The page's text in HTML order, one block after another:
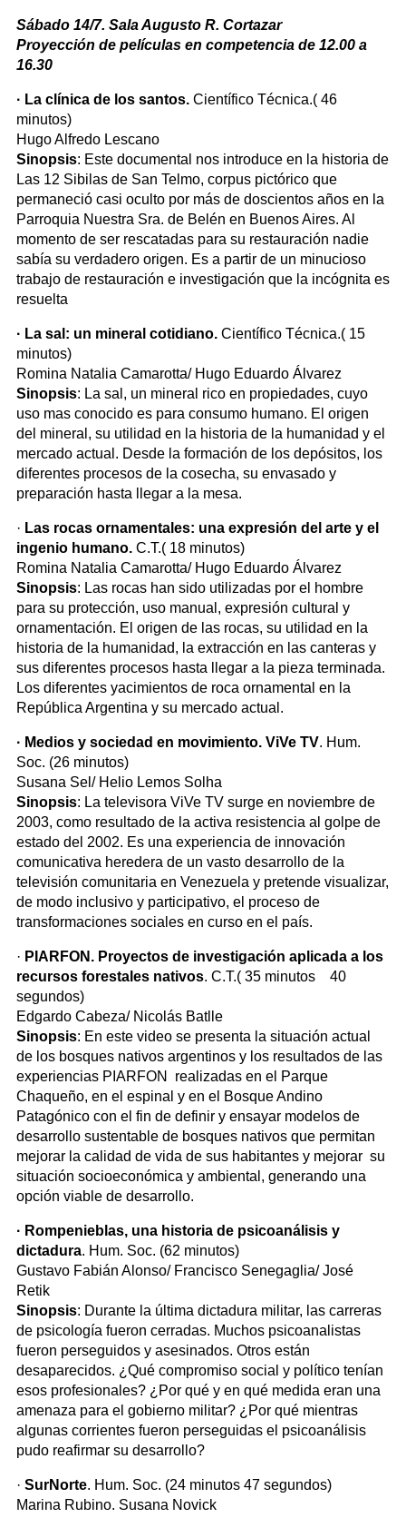
Sábado 14/7. Sala Augusto R. Cortazar
Proyección de películas en competencia de 12.00 a
16.30
· La clínica de los santos. Científico Técnica.( 46
minutos)
Hugo Alfredo Lescano
Sinopsis: Este documental nos introduce en la historia de
Las 12 Sibilas de San Telmo, corpus pictórico que
permaneció casi oculto por más de doscientos años en la
Parroquia Nuestra Sra. de Belén en Buenos Aires. Al
momento de ser rescatadas para su restauración nadie
sabía su verdadero origen. Es a partir de un minucioso
trabajo de restauración e investigación que la incógnita es
resuelta
· La sal: un mineral cotidiano. Científico Técnica.( 15
minutos)
Romina Natalia Camarotta/ Hugo Eduardo Álvarez
Sinopsis: La sal, un mineral rico en propiedades, cuyo
uso mas conocido es para consumo humano. El origen
del mineral, su utilidad en la historia de la humanidad y el
mercado actual. Desde la formación de los depósitos, los
diferentes procesos de la cosecha, su envasado y
preparación hasta llegar a la mesa.
· Las rocas ornamentales: una expresión del arte y el
ingenio humano. C.T.( 18 minutos)
Romina Natalia Camarotta/ Hugo Eduardo Álvarez
Sinopsis: Las rocas han sido utilizadas por el hombre
para su protección, uso manual, expresión cultural y
ornamentación. El origen de las rocas, su utilidad en la
historia de la humanidad, la extracción en las canteras y
sus diferentes procesos hasta llegar a la pieza terminada.
Los diferentes yacimientos de roca ornamental en la
República Argentina y su mercado actual.
· Medios y sociedad en movimiento. ViVe TV. Hum.
Soc. (26 minutos)
Susana Sel/ Helio Lemos Solha
Sinopsis: La televisora ViVe TV surge en noviembre de
2003, como resultado de la activa resistencia al golpe de
estado del 2002. Es una experiencia de innovación
comunicativa heredera de un vasto desarrollo de la
televisión comunitaria en Venezuela y pretende visualizar,
de modo inclusivo y participativo, el proceso de
transformaciones sociales en curso en el país.
· PIARFON. Proyectos de investigación aplicada a los
recursos forestales nativos. C.T.( 35 minutos 40
segundos)
Edgardo Cabeza/ Nicolás Batlle
Sinopsis: En este video se presenta la situación actual
de los bosques nativos argentinos y los resultados de las
experiencias PIARFON realizadas en el Parque
Chaqueño, en el espinal y en el Bosque Andino
Patagónico con el fin de definir y ensayar modelos de
desarrollo sustentable de bosques nativos que permitan
mejorar la calidad de vida de sus habitantes y mejorar su
situación socioeconómica y ambiental, generando una
opción viable de desarrollo.
· Rompenieblas, una historia de psicoanálisis y
dictadura. Hum. Soc. (62 minutos)
Gustavo Fabián Alonso/ Francisco Senegaglia/ José
Retik
Sinopsis: Durante la última dictadura militar, las carreras
de psicología fueron cerradas. Muchos psicoanalistas
fueron perseguidos y asesinados. Otros están
desaparecidos. ¿Qué compromiso social y político tenían
esos profesionales? ¿Por qué y en qué medida eran una
amenaza para el gobierno militar? ¿Por qué mientras
algunas corrientes fueron perseguidas el psicoanálisis
pudo reafirmar su desarrollo?
· SurNorte. Hum. Soc. (24 minutos 47 segundos)
Marina Rubino. Susana Novick